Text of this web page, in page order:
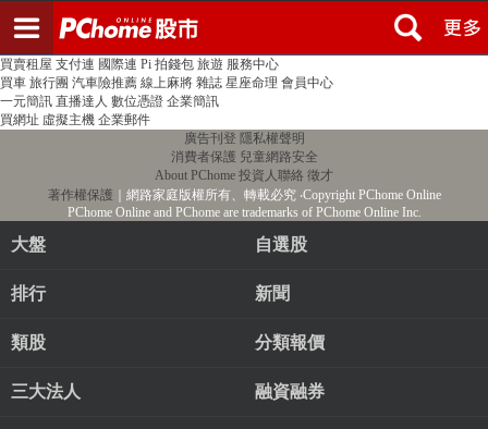
PChome首頁 線上購物 24h購物 書店
買賣租屋 支付連 國際連 Pi 拍錢包 旅遊 服務中心
買車 旅行團 汽車險推薦 線上麻將 雜誌 星座命理 會員中心
一元簡訊 直播達人 數位憑證 企業簡訊
買網址 虛擬主機 企業郵件
廣告刊登 隱私權聲明
消費者保護 兒童網路安全
About PChome 投資人聯絡 徵才
著作權保護 ｜網路家庭版權所有、轉載必究‧Copyright PChome Online
PChome Online and PChome are trademarks of PChome Online Inc.
大盤 自選股
排行 新聞
類股 分類報價
三大法人 融資融券